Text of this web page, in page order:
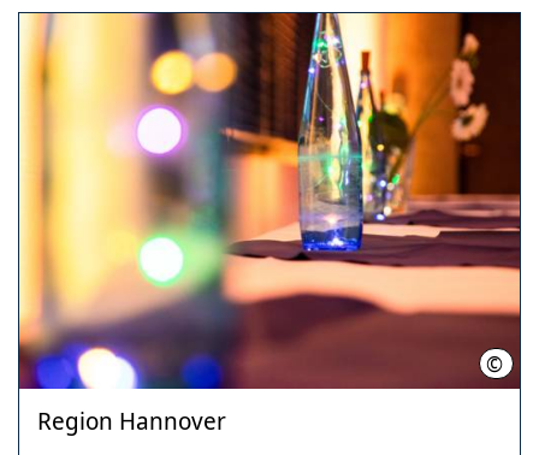
©
Region Hannover